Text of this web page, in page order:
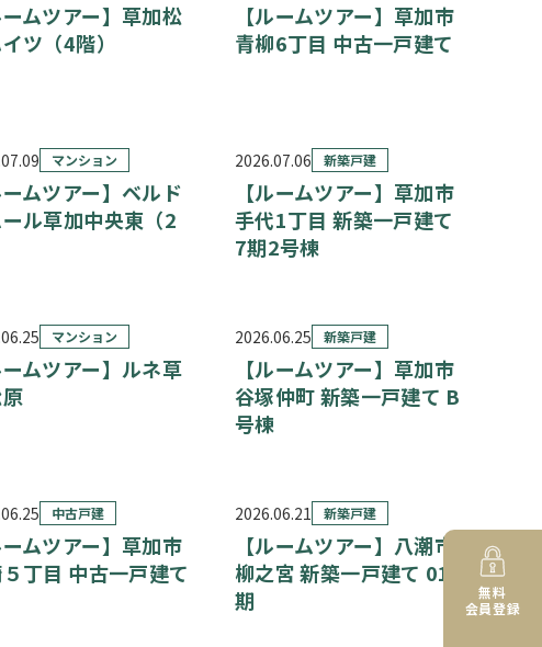
ームツアー】草加松
ツ（4階）
【ルームツアー】草加市
青柳6丁目 中古一戸建て
マンション
ームツアー】ベルド
ール草加中央東（2
2026.07.06 新築戸建
【ルームツアー】草加市
手代1丁目 新築一戸建て
7期2号棟
マンション
ームツアー】ルネ草
2026.06.25 新築戸建
【ルームツアー】草加市
谷塚仲町 新築一戸建て B
号棟
中古戸建
ームツアー】草加市
丁目 中古一戸建て
2026.06.21 新築戸建
【ルームツアー】八潮市
柳之宮 新築一戸建て 01
期
無料
会員登録